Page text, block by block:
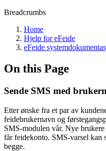
Breadcrumbs
Home
Hjelp for eFeide
eFeide
On this Page
Sende SMS med
Etter ønske fra et par av
feidebrukernavn og
SMS-modulen vår. Nye
får feidekonto. SMS-varsel kan
begge.